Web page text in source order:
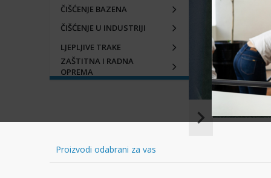
ČIŠĆENJE BAZENA
ČIŠĆENJE U INDUSTRIJI
LJEPLJIVE TRAKE
ZAŠTITNA I RADNA
OPREMA
Item
Proizvodi odabrani za vas